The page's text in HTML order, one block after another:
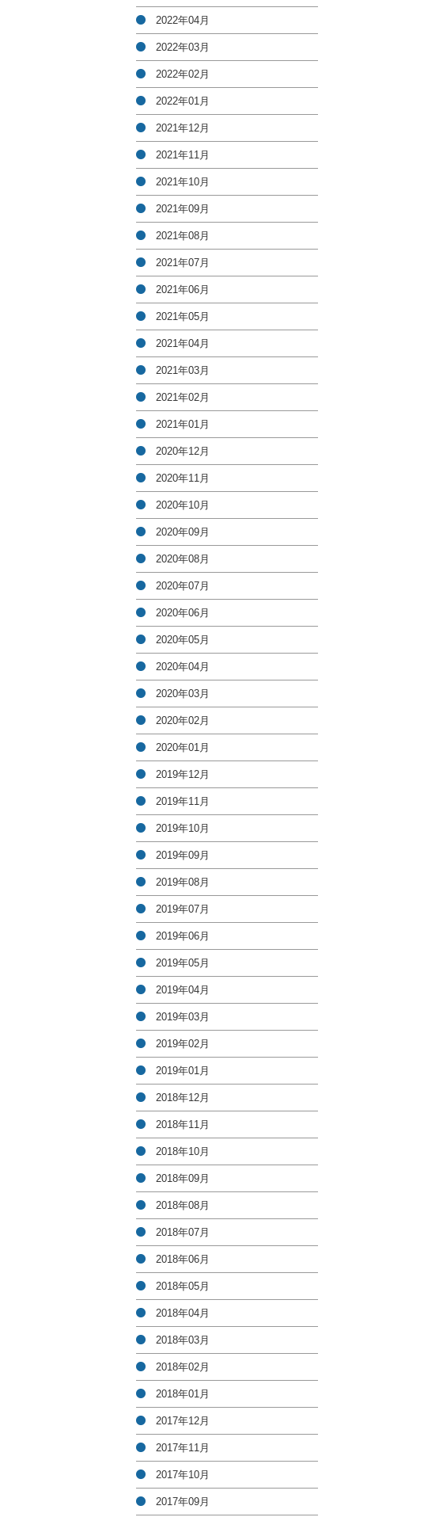
2022年04月
2022年03月
2022年02月
2022年01月
2021年12月
2021年11月
2021年10月
2021年09月
2021年08月
2021年07月
2021年06月
2021年05月
2021年04月
2021年03月
2021年02月
2021年01月
2020年12月
2020年11月
2020年10月
2020年09月
2020年08月
2020年07月
2020年06月
2020年05月
2020年04月
2020年03月
2020年02月
2020年01月
2019年12月
2019年11月
2019年10月
2019年09月
2019年08月
2019年07月
2019年06月
2019年05月
2019年04月
2019年03月
2019年02月
2019年01月
2018年12月
2018年11月
2018年10月
2018年09月
2018年08月
2018年07月
2018年06月
2018年05月
2018年04月
2018年03月
2018年02月
2018年01月
2017年12月
2017年11月
2017年10月
2017年09月